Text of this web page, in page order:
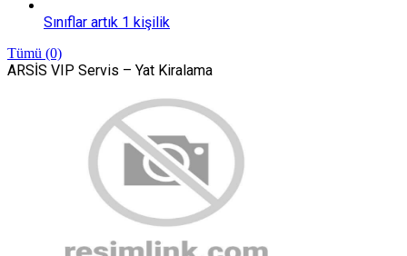
Sınıflar artık 1 kişilik
Tümü (0)
ARSİS VIP Servis – Yat Kiralama